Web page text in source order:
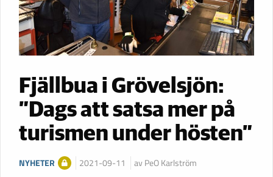
Fjällbua i Grövelsjön:
”Dags att satsa mer på
turismen under hösten”
NYHETER 2021-09-11 av PeO Karlström